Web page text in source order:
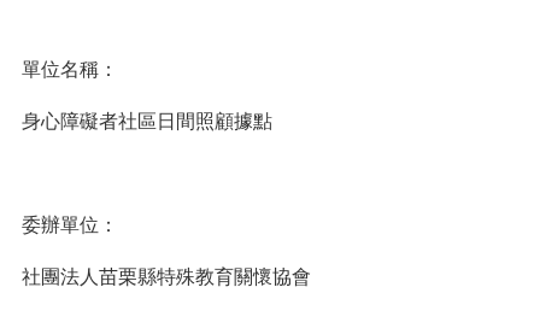
單位名稱：
身心障礙者社區日間照顧據點
委辦單位：
社團法人苗栗縣特殊教育關懷協會